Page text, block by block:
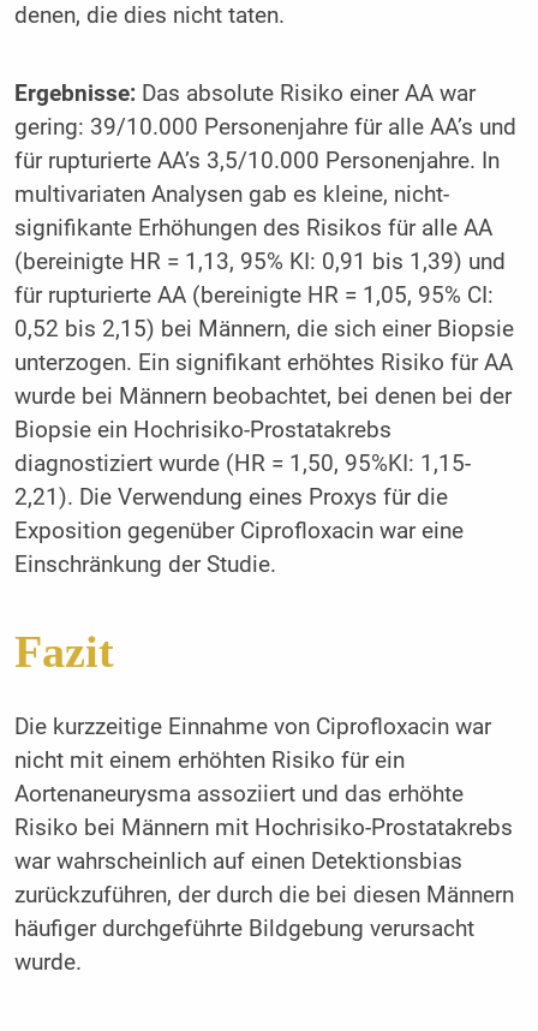
denen, die dies nicht taten.
Ergebnisse:Das absolute Risiko einer AA war
gering: 39/10.000 Personenjahre für alle AA’s und
für rupturierte AA’s 3,5/10.000 Personenjahre. In
multivariaten Analysen gab es kleine, nicht-
signifikante Erhöhungen des Risikos für alle AA
(bereinigte HR = 1,13, 95% KI: 0,91 bis 1,39) und
für rupturierte AA (bereinigte HR = 1,05, 95% CI:
0,52 bis 2,15) bei Männern, die sich einer Biopsie
unterzogen. Ein signifikant erhöhtes Risiko für AA
wurde bei Männern beobachtet, bei denen bei der
Biopsie ein Hochrisiko-Prostatakrebs
diagnostiziert wurde (HR = 1,50, 95%KI: 1,15-
2,21). Die Verwendung eines Proxys für die
Exposition gegenüber Ciprofloxacin war eine
Einschränkung der Studie.
Fazit
Die kurzzeitige Einnahme von Ciprofloxacin war
nicht mit einem erhöhten Risiko für ein
Aortenaneurysma assoziiert und das erhöhte
Risiko bei Männern mit Hochrisiko-Prostatakrebs
war wahrscheinlich auf einen Detektionsbias
zurückzuführen, der durch die bei diesen Männern
häufiger durchgeführte Bildgebung verursacht
wurde.